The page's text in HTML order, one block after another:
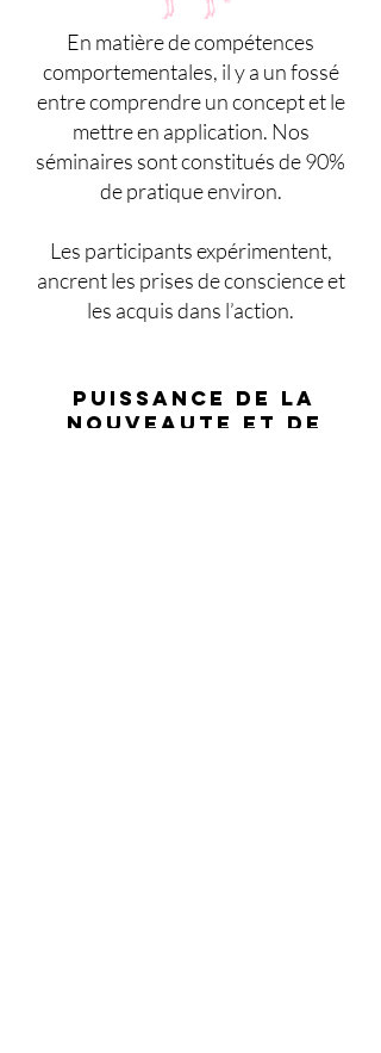
En matière de compétences
comportementales, il y a un fossé
entre comprendre un concept et le
mettre en application. Nos
séminaires sont constitués de 90%
de pratique environ.
Les participants expérimentent,
ancrent les prises de conscience et
les acquis dans l’action.
PUISSANCE DE LA
NOUVEAUTE ET DE